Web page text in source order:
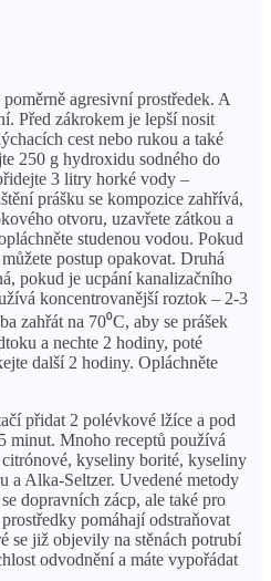
agresivní prostředek. A
Před zákrokem je lepší nosit
cest nebo rukou a také
250 g hydroxidu sodného do
3 litry horké vody –
prášku se kompozice zahřívá,
otvoru, uzavřete zátkou a
studenou vodou. Pokud
postup opakovat. Druhá
pokud je ucpání kanalizačního
koncentrovanější roztok – 2-3
zahřát na 70⁰C, aby se prášek
a nechte 2 hodiny, poté
další 2 hodiny. Opláchněte
přidat 2 polévkové lžíce a pod
minut. Mnoho receptů používá
kyseliny borité, kyseliny
a Alka-Seltzer. Uvedené metody
dopravních zácp, ale také pro
pomáhají odstraňovat
se již objevily na stěnách potrubí
odvodnění a máte vypořádat